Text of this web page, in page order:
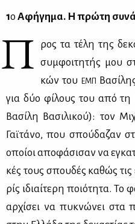
1ο Αφή­γη­μα. Η πρώ­τη
Π
ρος τα τέ­λη της
συμ­φοι­τη­τής μου
κών του ΕΜΠ
για δύο φί­λους του από
Βα­σί­λη Βα­σι­λι­κού): τον
Γαϊ­τά­νο, που σπού­δα­ζαν
οποί­οι απο­φά­σι­σαν να
κές τους σπου­δές κα­θώς
ρίς ιδιαί­τε­ρη ποιό­τη­τα. Το
αρ­χί­σει να πυ­κνώ­νει στα